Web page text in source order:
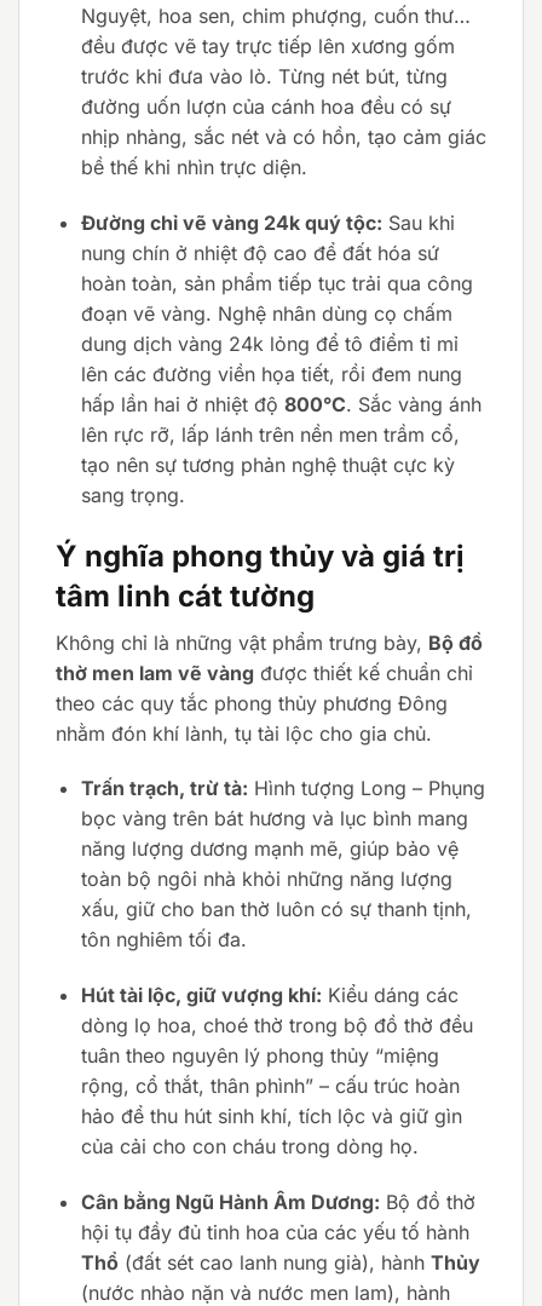
Nguyệt, hoa sen, chim phượng, cuốn thư…
đều được vẽ tay trực tiếp lên xương gốm
trước khi đưa vào lò. Từng nét bút, từng
đường uốn lượn của cánh hoa đều có sự
nhịp nhàng, sắc nét và có hồn, tạo cảm giác
bề thế khi nhìn trực diện.
Đường chỉ vẽ vàng 24k quý tộc: Sau khi
nung chín ở nhiệt độ cao để đất hóa sứ
hoàn toàn, sản phẩm tiếp tục trải qua công
đoạn vẽ vàng. Nghệ nhân dùng cọ chấm
dung dịch vàng 24k lỏng để tô điểm tỉ mỉ
lên các đường viền họa tiết, rồi đem nung
hấp lần hai ở nhiệt độ 800°C. Sắc vàng ánh
lên rực rỡ, lấp lánh trên nền men trầm cổ,
tạo nên sự tương phản nghệ thuật cực kỳ
sang trọng.
Ý nghĩa phong thủy và giá trị
tâm linh cát tường
Không chỉ là những vật phẩm trưng bày, Bộ đồ
thờ men lam vẽ vàng được thiết kế chuẩn chỉ
theo các quy tắc phong thủy phương Đông
nhằm đón khí lành, tụ tài lộc cho gia chủ.
Trấn trạch, trừ tà: Hình tượng Long – Phụng
bọc vàng trên bát hương và lục bình mang
năng lượng dương mạnh mẽ, giúp bảo vệ
toàn bộ ngôi nhà khỏi những năng lượng
xấu, giữ cho ban thờ luôn có sự thanh tịnh,
tôn nghiêm tối đa.
Hút tài lộc, giữ vượng khí: Kiểu dáng các
dòng lọ hoa, choé thờ trong bộ đồ thờ đều
tuân theo nguyên lý phong thủy “miệng
rộng, cổ thắt, thân phình” – cấu trúc hoàn
hảo để thu hút sinh khí, tích lộc và giữ gìn
của cải cho con cháu trong dòng họ.
Cân bằng Ngũ Hành Âm Dương: Bộ đồ thờ
hội tụ đầy đủ tinh hoa của các yếu tố hành
Thổ(đất sét cao lanh nung già), hành Thủy
(nước nhào nặn và nước men lam), hành